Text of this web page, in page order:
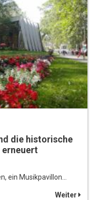
die historische
ein Musikpavillon…
Weiter